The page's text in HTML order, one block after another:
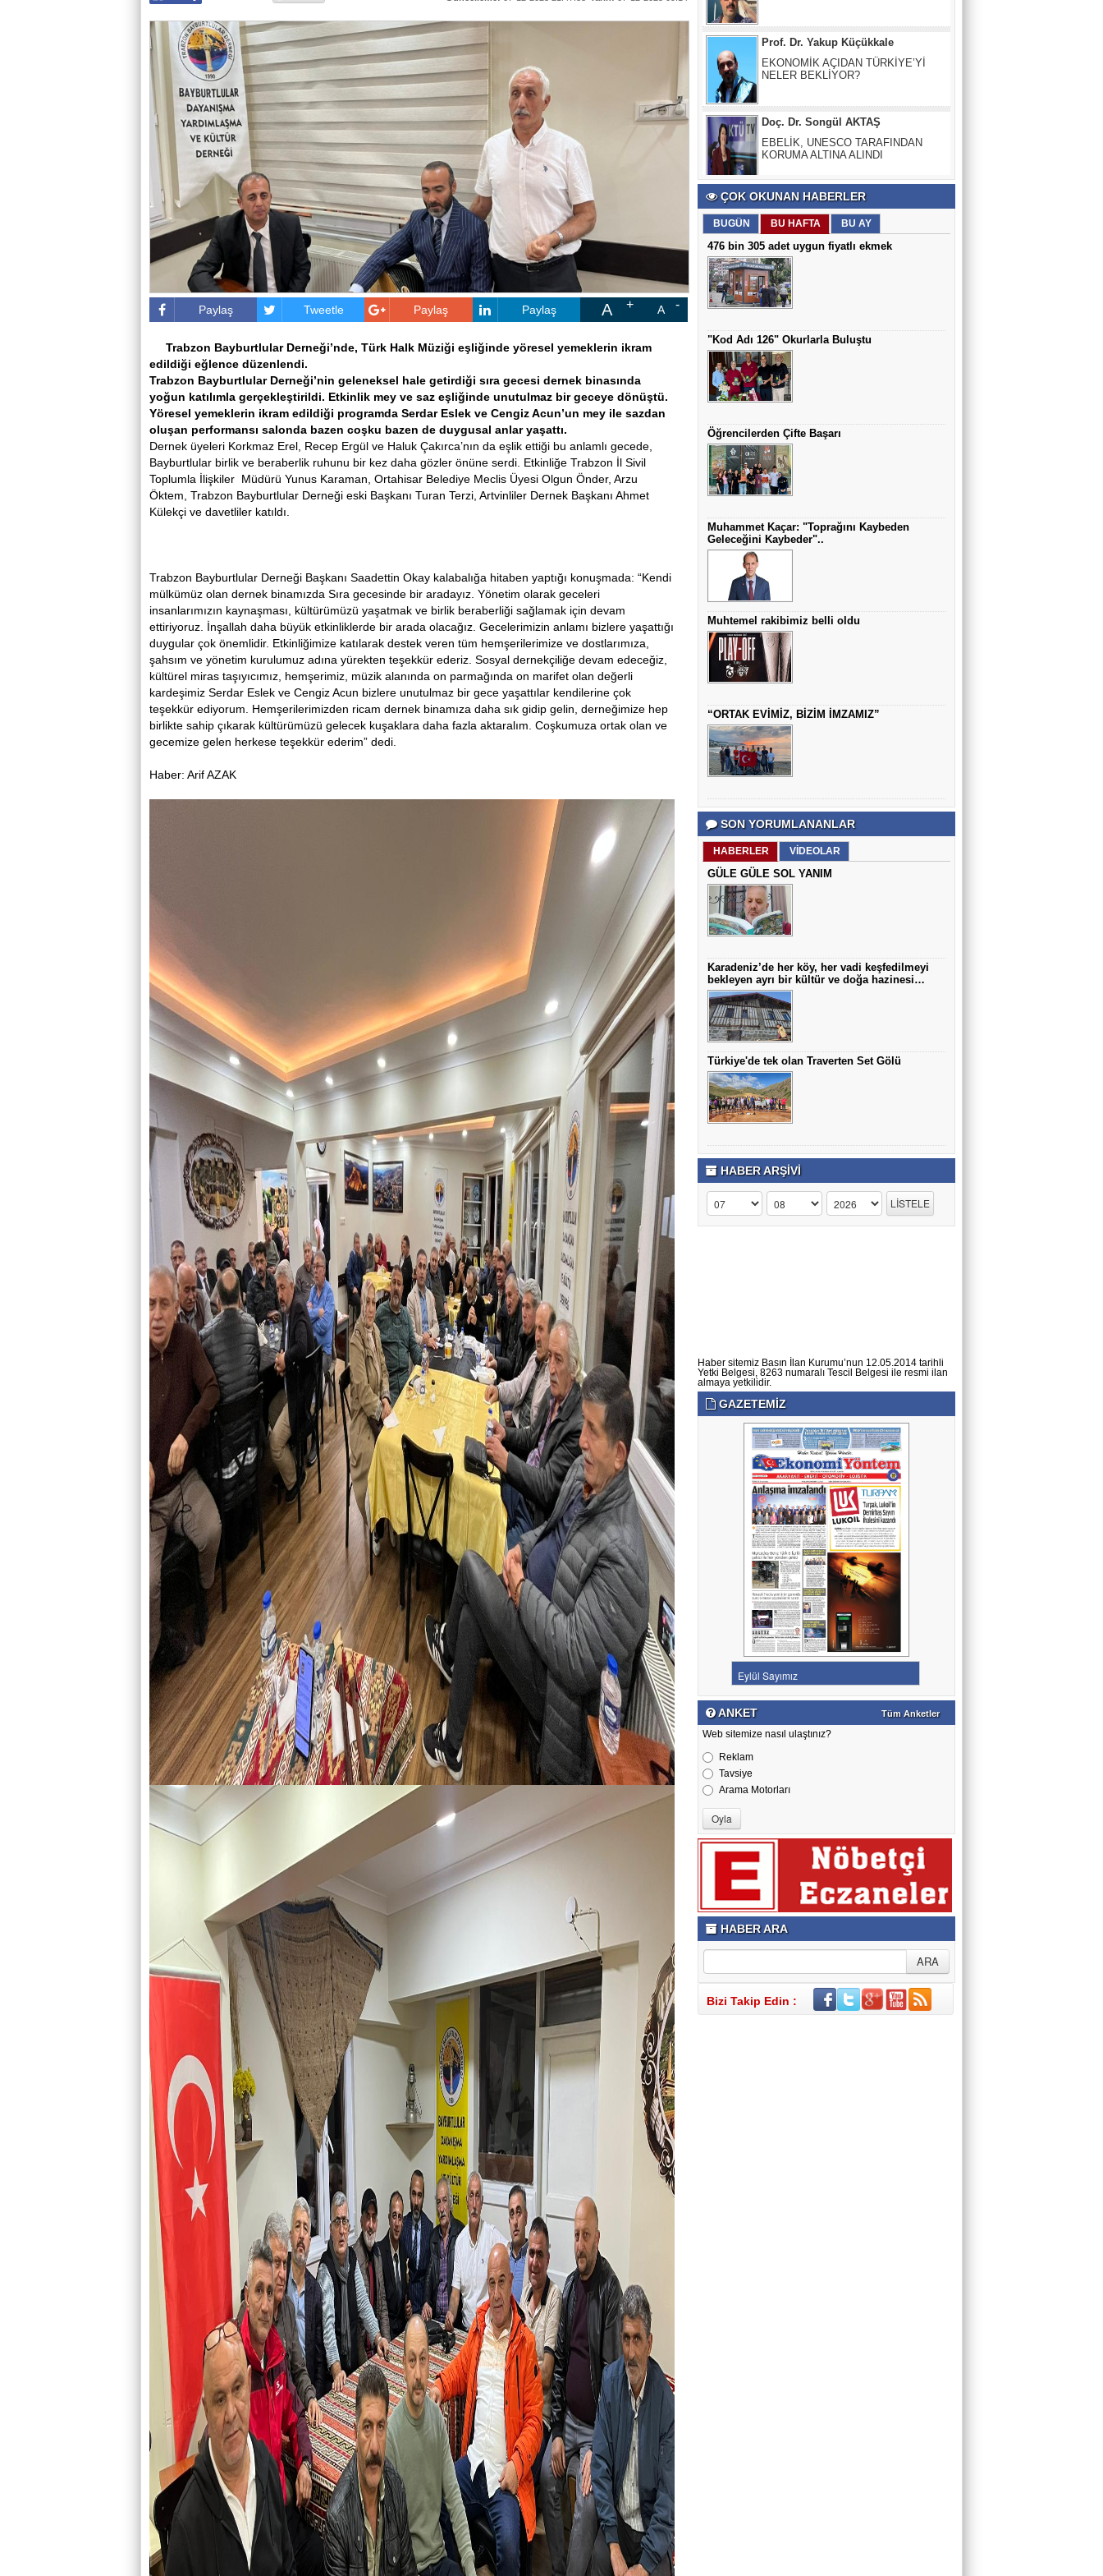
Paylaş Tweetle Paylaş Paylaş A A
Trabzon Bayburtlular Derneği’nde, Türk Halk Müziği eşliğinde yöresel yemeklerin ikram
edildiği eğlence düzenlendi.
Trabzon Bayburtlular Derneği’nin geleneksel hale getirdiği sıra gecesi dernek binasında
yoğun katılımla gerçekleştirildi. Etkinlik mey ve saz eşliğinde unutulmaz bir geceye dönüştü.
Yöresel yemeklerin ikram edildiği programda Serdar Eslek ve Cengiz Acun’un mey ile sazdan
oluşan performansı salonda bazen coşku bazen de duygusal anlar yaşattı.
Dernek üyeleri Korkmaz Erel, Recep Ergül ve Haluk Çakırca’nın da eşlik ettiği bu anlamlı gecede,
Bayburtlular birlik ve beraberlik ruhunu bir kez daha gözler önüne serdi. Etkinliğe Trabzon İl Sivil
Toplumla İlişkiler Müdürü Yunus Karaman, Ortahisar Belediye Meclis Üyesi Olgun Önder, Arzu
Öktem, Trabzon Bayburtlular Derneği eski Başkanı Turan Terzi, Artvinliler Dernek Başkanı Ahmet
Külekçi ve davetliler katıldı.
Trabzon Bayburtlular Derneği Başkanı Saadettin Okay kalabalığa hitaben yaptığı konuşmada: “Kendi
mülkümüz olan dernek binamızda Sıra gecesinde bir aradayız. Yönetim olarak geceleri
insanlarımızın kaynaşması, kültürümüzü yaşatmak ve birlik beraberliği sağlamak için devam
ettiriyoruz. İnşallah daha büyük etkinliklerde bir arada olacağız. Gecelerimizin anlamı bizlere yaşattığı
duygular çok önemlidir. Etkinliğimize katılarak destek veren tüm hemşerilerimize ve dostlarımıza,
şahsım ve yönetim kurulumuz adına yürekten teşekkür ederiz. Sosyal dernekçiliğe devam edeceğiz,
kültürel miras taşıyıcımız, hemşerimiz, müzik alanında on parmağında on marifet olan değerli
kardeşimiz Serdar Eslek ve Cengiz Acun bizlere unutulmaz bir gece yaşattılar kendilerine çok
teşekkür ediyorum. Hemşerilerimizden ricam dernek binamıza daha sık gidip gelin, derneğimize hep
birlikte sahip çıkarak kültürümüzü gelecek kuşaklara daha fazla aktaralım. Coşkumuza ortak olan ve
gecemize gelen herkese teşekkür ederim” dedi.
Haber: Arif AZAK
Prof. Dr. Yakup Küçükkale
EKONOMİK AÇIDAN TÜRKİYE’Yİ
NELER BEKLİYOR?
Doç. Dr. Songül AKTAŞ
EBELİK, UNESCO TARAFINDAN
KORUMA ALTINA ALINDI
DOĞU KARADENİZ’DE DEPREM RİSKİ
VAR
İsmail Kansız
Vadi boyunca araç parkı ve terkedilmiş
anılar...
Ziraat Yüksek Mühendisi Cemil
Bozbaş
BÜYÜKŞEHİR BELEDİYELERİ VE
TARIMDAKİ SOSYAL ROLLERİ
Prof. Dr. Turan SET
Sağlıklı Olmak Herkes İçin Önemlidir
YUTMA GÜÇLÜĞÜNÜZÜN NEDENİ
AKALAZYA OLABİLİR
Prof. Dr. Mustafa YILMAZ
Habercisi Olabilir
Prof. Dr. Uğur Üçüncü
“Sözde Pontus Devleti kurma hedefi Batı
Prof. Dr. Mustafa İmamoğlu
Çocuklarda En Sık Görülen Doğumsal
Anomalilerden Biri: Hipospadias
Arif AZAK
Hoca Mezarı Yaylası Doğaseverleri
Büyüledi…
ÇOK OKUNAN HABERLER
BUGÜN BU HAFTA BU AY
476 bin 305 adet uygun fiyatlı ekmek
"Kod Adı 126" Okurlarla Buluştu
Öğrencilerden Çifte Başarı
Muhammet Kaçar: "Toprağını Kaybeden
Geleceğini Kaybeder"..
Muhtemel rakibimiz belli oldu
“ORTAK EVİMİZ, BİZİM İMZAMIZ”
SON YORUMLANANLAR
HABERLER VİDEOLAR
GÜLE GÜLE SOL YANIM
Karadeniz’de her köy, her vadi keşfedilmeyi
bekleyen ayrı bir kültür ve doğa hazinesi…
Türkiye'de tek olan Traverten Set Gölü
HABER ARŞİVİ
Haber sitemiz Basın İlan Kurumu’nun 12.05.2014 tarihli
Yetki Belgesi, 8263 numaralı Tescil Belgesi ile resmi ilan
almaya yetkilidir.
GAZETEMİZ
ANKET Tüm Anketler
Web sitemize nasıl ulaştınız?
Reklam
Tavsiye
Arama Motorları
HABER ARA
Bizi Takip Edin :